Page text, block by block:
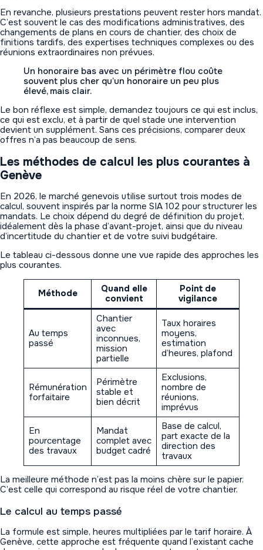
En revanche, plusieurs prestations peuvent rester hors mandat.
C’est souvent le cas des modifications administratives, des
changements de plans en cours de chantier, des choix de
finitions tardifs, des expertises techniques complexes ou des
réunions extraordinaires non prévues.
Un honoraire bas avec un périmètre flou coûte
souvent plus cher qu’un honoraire un peu plus
élevé, mais clair.
Le bon réflexe est simple, demandez toujours ce qui est inclus,
ce qui est exclu, et à partir de quel stade une intervention
devient un supplément. Sans ces précisions, comparer deux
offres n’a pas beaucoup de sens.
Les méthodes de calcul les plus courantes à
Genève
En 2026, le marché genevois utilise surtout trois modes de
calcul, souvent inspirés par la norme SIA 102 pour structurer les
mandats. Le choix dépend du degré de définition du projet,
idéalement dès la phase d’avant-projet, ainsi que du niveau
d’incertitude du chantier et de votre suivi budgétaire.
Le tableau ci-dessous donne une vue rapide des approches les
plus courantes.
Méthode
Quand elle
convient
Point de
vigilance
Au temps
passé
Chantier
avec
inconnues,
mission
partielle
Taux horaires
moyens,
estimation
d’heures, plafond
Rémunération
forfaitaire
Périmètre
stable et
bien décrit
Exclusions,
nombre de
réunions,
imprévus
En
pourcentage
des travaux
Mandat
complet avec
budget cadré
Base de calcul,
part exacte de la
direction des
travaux
La meilleure méthode n’est pas la moins chère sur le papier.
C’est celle qui correspond au risque réel de votre chantier.
Le calcul au temps passé
La formule est simple, heures multipliées par le tarif horaire. À
Genève, cette approche est fréquente quand l’existant cache